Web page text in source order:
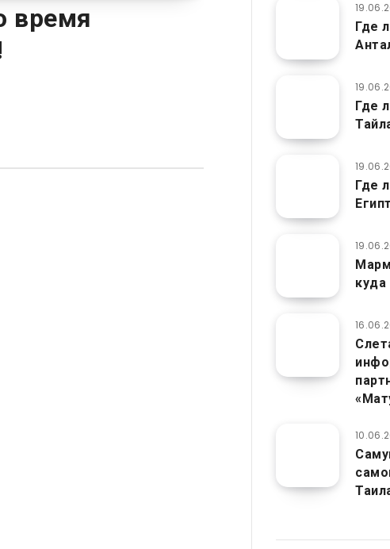
время
Где
Где
Где